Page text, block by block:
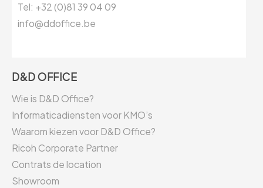
Tel: +32 (0)81 39 04 09
info@ddoffice.be
D&D OFFICE
Wie is D&D Office?
Informaticadiensten voor KMO’s
Waarom kiezen voor D&D Office?
Ricoh Corporate Partner
Contrats de location
Showroom